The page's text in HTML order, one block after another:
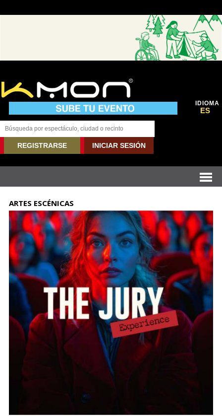
IDIOMA
ES
REGISTRARSE INICIAR SESIÓN
ARTES ESCÉNICAS